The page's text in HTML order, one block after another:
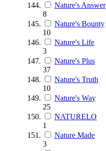
Nature's Answer
8
Nature's Bounty
10
Nature's Life
3
Nature's Plus
37
Nature's Truth
10
Nature's Way
25
NATURELO
1
Nature Made
3